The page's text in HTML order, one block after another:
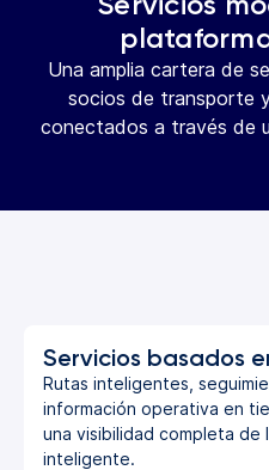
Una amplia cartera de
socios de transporte
conectados a través de
Servicios basados
Rutas inteligentes,
información operativa en
una visibilidad completa de
inteligente.